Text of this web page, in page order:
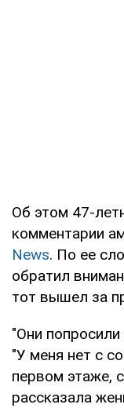
Об этом 47-
комментарии
News. По ее
обратил
тот вышел за
"Они
"У меня нет с
первом этаже,
рассказала